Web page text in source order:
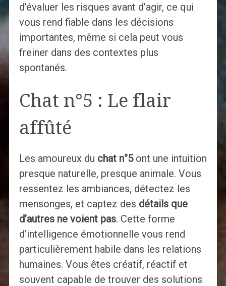
d’évaluer les risques avant d’agir, ce qui
vous rend fiable dans les décisions
importantes, même si cela peut vous
freiner dans des contextes plus
spontanés.
Chat n°5 : Le flair
affûté
Les amoureux du chat n°5ont une intuition
presque naturelle, presque animale. Vous
ressentez les ambiances, détectez les
mensonges, et captez des détails que
d’autres ne voient pas. Cette forme
d’intelligence émotionnelle vous rend
particulièrement habile dans les relations
humaines. Vous êtes créatif, réactif et
souvent capable de trouver des solutions